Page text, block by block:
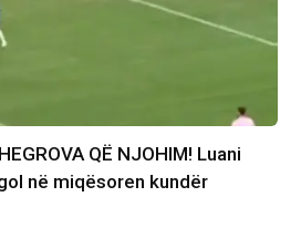
QË NJOHIM! Luani
në miqësoren kundër